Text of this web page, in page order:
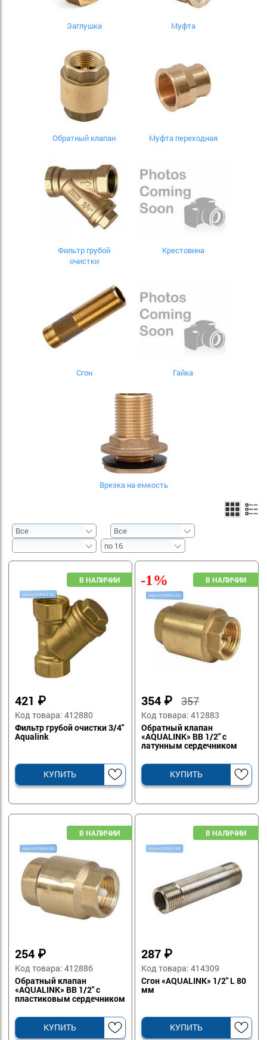
Заглушка Муфта
Обратный клапан Муфта переходная
Фильтр грубой
очистки
Крестовина
Сгон Гайка
Врезка на емкость
421 ₽
Код товара: 412880
Фильтр грубой очистки 3/4"
Aqualink
КУПИТЬ
354 ₽357
Код товара: 412883
Обратный клапан
«AQUALINK» ВВ 1/2" с
латунным сердечником
КУПИТЬ
-1%
254 ₽
Код товара: 412886
Обратный клапан
«AQUALINK» ВВ 1/2" с
пластиковым сердечником
КУПИТЬ
287 ₽
Код товара: 414309
Сгон «AQUALINK» 1/2" L 80
мм
КУПИТЬ